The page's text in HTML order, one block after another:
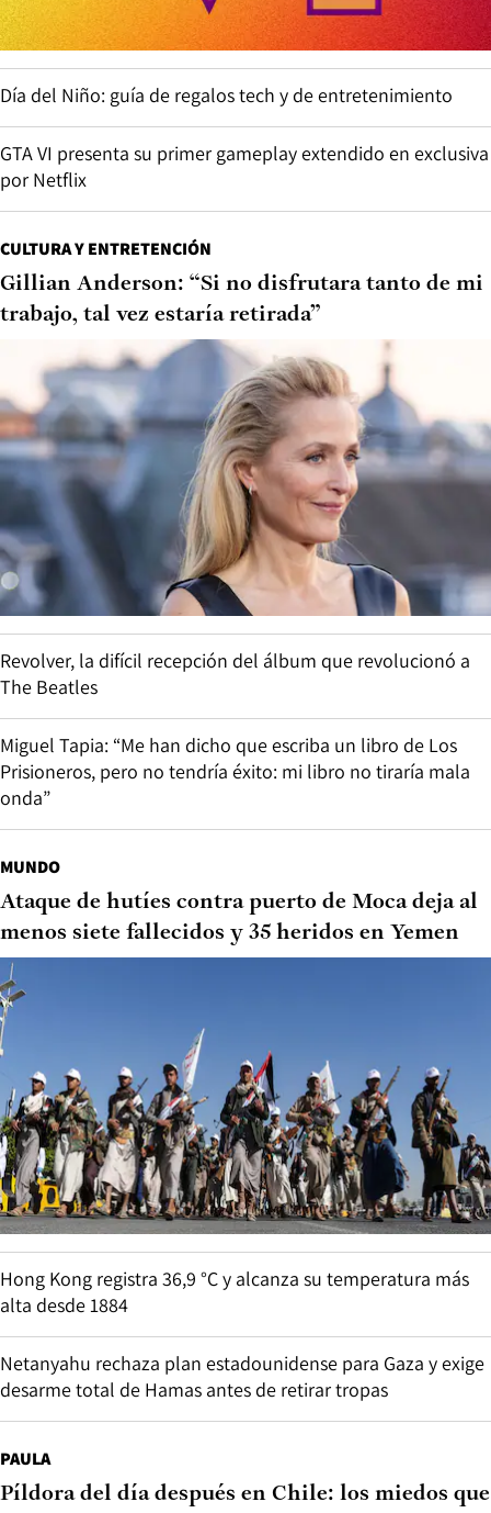
Día del Niño: guía de regalos tech y de entretenimiento
GTA VI presenta su primer gameplay extendido en exclusiva
por Netflix
CULTURA Y ENTRETENCIÓN
Gillian Anderson: “Si no disfrutara tanto de mi
trabajo, tal vez estaría retirada”
Revolver, la difícil recepción del álbum que revolucionó a
The Beatles
Miguel Tapia: “Me han dicho que escriba un libro de Los
Prisioneros, pero no tendría éxito: mi libro no tiraría mala
onda”
MUNDO
Ataque de hutíes contra puerto de Moca deja al
menos siete fallecidos y 35 heridos en Yemen
Hong Kong registra 36,9 °C y alcanza su temperatura más
alta desde 1884
Netanyahu rechaza plan estadounidense para Gaza y exige
desarme total de Hamas antes de retirar tropas
PAULA
Píldora del día después en Chile: los miedos que